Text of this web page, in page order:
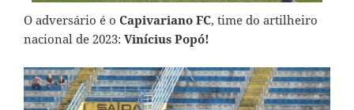
O adversário é o Capivariano FC, time do artilheiro
nacional de 2023: Vinícius Popó!